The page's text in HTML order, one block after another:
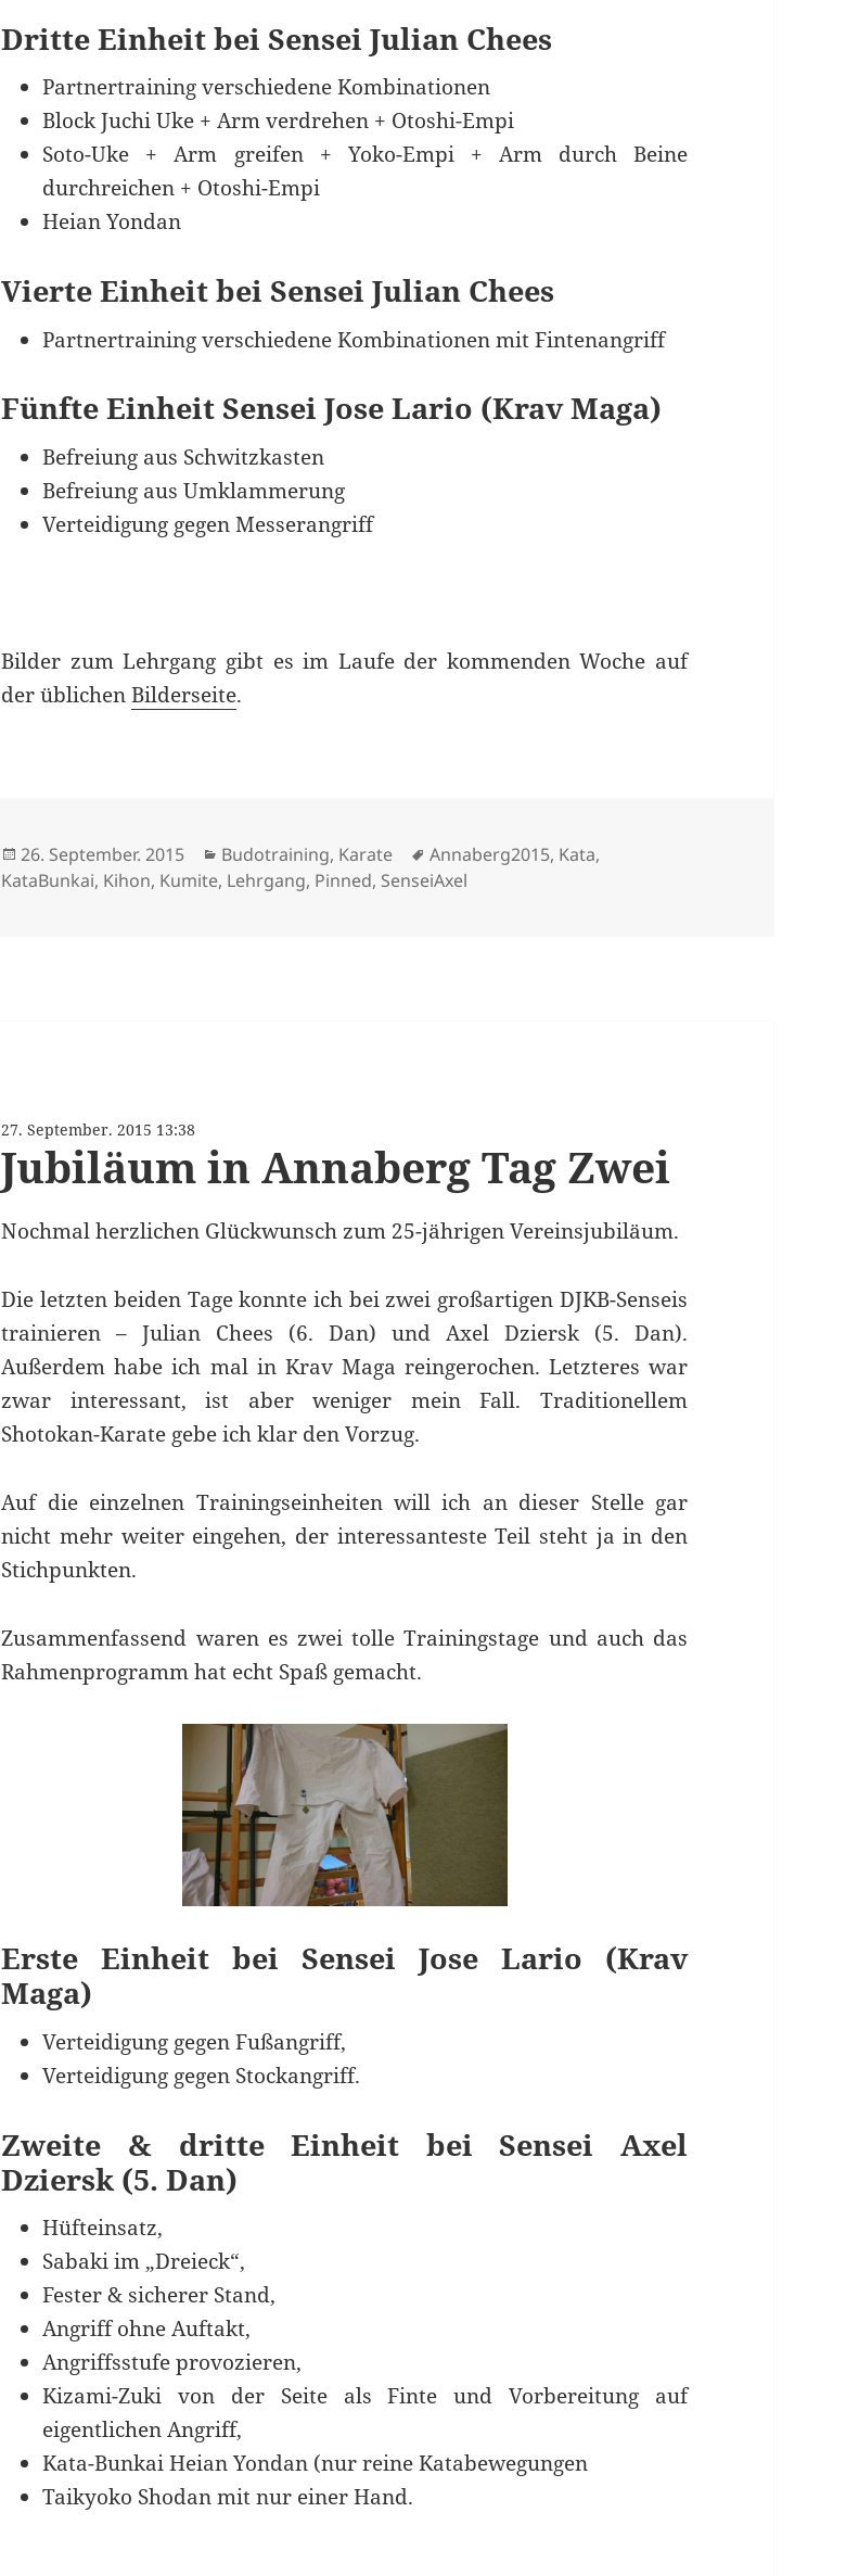
Dritte Einheit bei Sensei Julian Chees
Partnertraining verschiedene Kombinationen
Block Juchi Uke + Arm verdrehen + Otoshi-Empi
Soto-Uke + Arm greifen + Yoko-Empi + Arm durch Beine
durchreichen + Otoshi-Empi
Heian Yondan
Vierte Einheit bei Sensei Julian Chees
Partnertraining verschiedene Kombinationen mit Fintenangriff
Fünfte Einheit Sensei Jose Lario (Krav Maga)
Befreiung aus Schwitzkasten
Befreiung aus Umklammerung
Verteidigung gegen Messerangriff
Bilder zum Lehrgang gibt es im Laufe der kommenden Woche auf
der üblichenBilderseite.
Veröffentlicht
am
26. September. 2015 Kategorien
Budotraining, Karate Schlagwörter
Annaberg2015, Kata,
KataBunkai, Kihon, Kumite, Lehrgang, Pinned, SenseiAxel
27. September. 2015 13:38
Jubiläum in Annaberg Tag Zwei
Nochmal herzlichen Glückwunsch zum 25-jährigen Vereinsjubiläum.
Die letzten beiden Tage konnte ich bei zwei großartigen DJKB-Senseis
trainieren – Julian Chees (6. Dan) und Axel Dziersk (5. Dan).
Außerdem habe ich mal in Krav Maga reingerochen. Letzteres war
zwar interessant, ist aber weniger mein Fall. Traditionellem
Shotokan-Karate gebe ich klar den Vorzug.
Auf die einzelnen Trainingseinheiten will ich an dieser Stelle gar
nicht mehr weiter eingehen, der interessanteste Teil steht ja in den
Stichpunkten.
Zusammenfassend waren es zwei tolle Trainingstage und auch das
Rahmenprogramm hat echt Spaß gemacht.
Erste Einheit bei Sensei Jose Lario (Krav
Maga)
Verteidigung gegen Fußangriff,
Verteidigung gegen Stockangriff.
Zweite & dritte Einheit bei Sensei Axel
Dziersk (5. Dan)
Hüfteinsatz,
Sabaki im „Dreieck“,
Fester & sicherer Stand,
Angriff ohne Auftakt,
Angriffsstufe provozieren,
Kizami-Zuki von der Seite als Finte und Vorbereitung auf
eigentlichen Angriff,
Kata-Bunkai Heian Yondan (nur reine Katabewegungen
Taikyoko Shodan mit nur einer Hand.